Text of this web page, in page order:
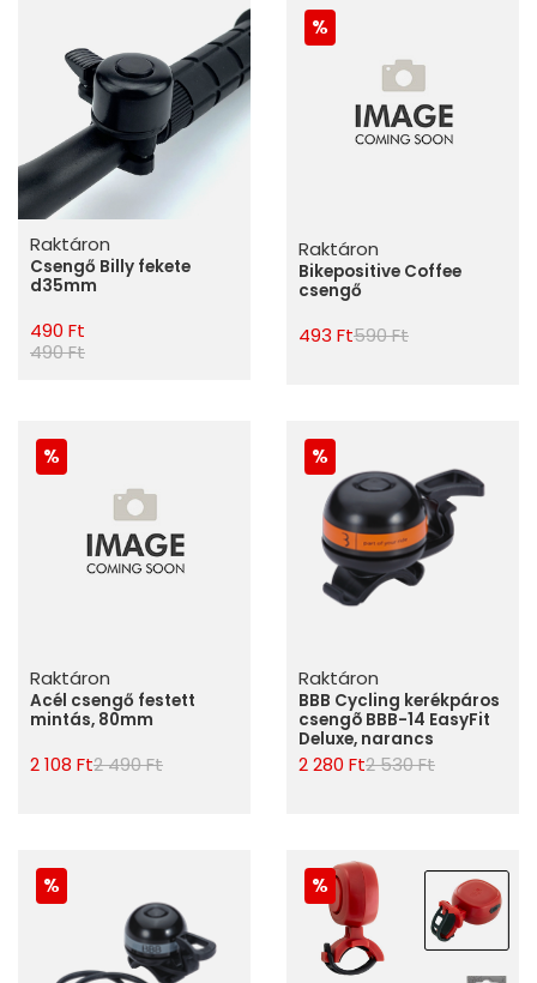
Raktáron
Csengő Billy fekete
d35mm
490 Ft
490 Ft
Raktáron
Bikepositive Coffee
csengő
493 Ft590 Ft
Raktáron
Acél csengő festett
mintás, 80mm
2 108 Ft2 490 Ft
Raktáron
BBB Cycling kerékpáros
csengõ BBB-14 EasyFit
Deluxe, narancs
2 280 Ft2 530 Ft